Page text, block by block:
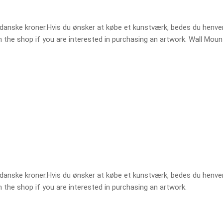
kroner.Hvis du ønsker at købe et kunstværk, bedes du
the shop if you are interested in purchasing an artwork. Wall
kroner.Hvis du ønsker at købe et kunstværk, bedes du
the shop if you are interested in purchasing an artwork.